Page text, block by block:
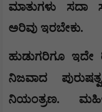
ಮಾತುಗಳು ಸದಾ
ಅರಿವು ಇರಬೇಕು.
ಹುಡುಗರಿಗೂ ಇದೇ
ನಿಜವಾದ
ನಿಯಂತ್ರಣ.